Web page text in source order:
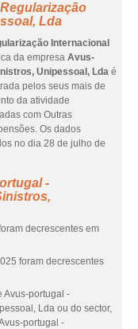
Lda
Internacional
da empresa Avus-
Unipessoal, Lda é
pelos seus mais de
da atividade
com Outras
Os dados
no dia 28 de julho de
-
decrescentes em
foram decrescentes
Avus-portugal -
Lda ou do sector,
portugal -